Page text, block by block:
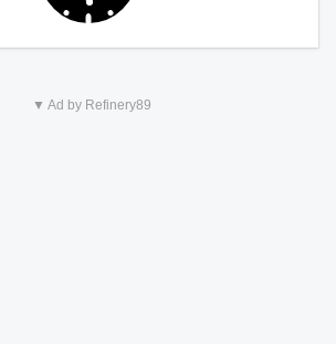
▼ Ad by Refinery89